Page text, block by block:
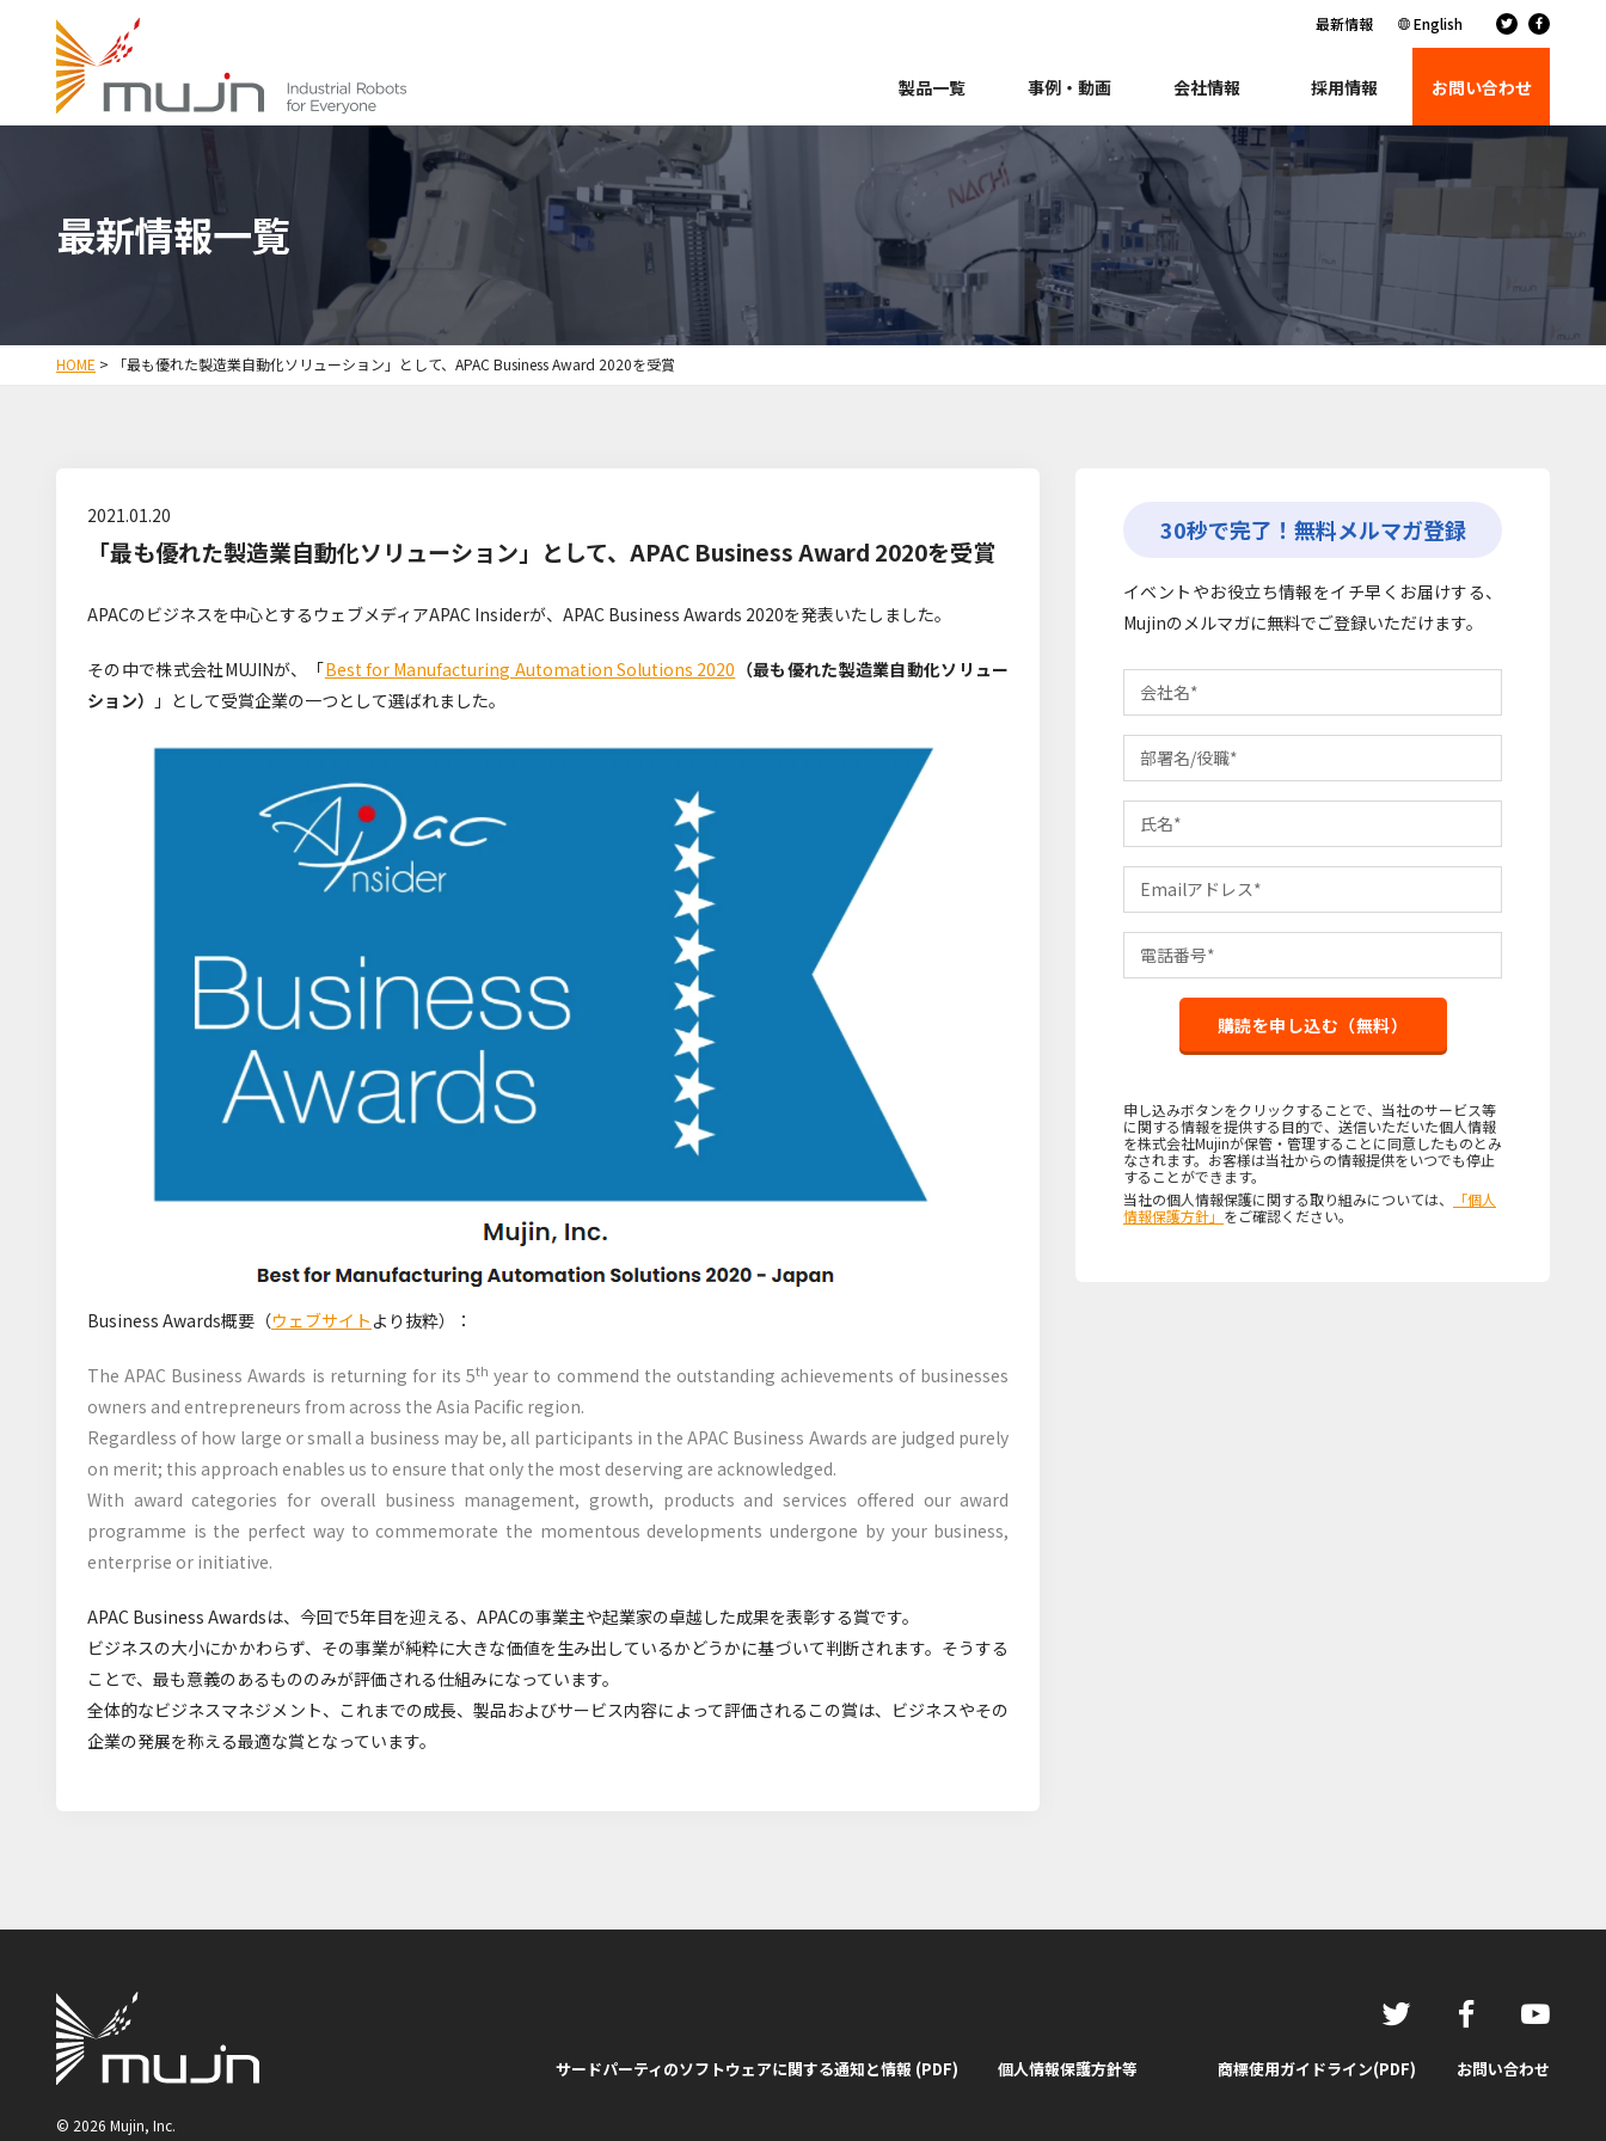
最新情報 English
製品一覧 事例・動画 会社情報 採用情報 お問い合わせ
最新情報一覧
HOME > 「最も優れた製造業自動化ソリューション」として、APAC Business Award 2020を受賞
2021.01.20
「最も優れた製造業自動化ソリューション」として、APAC Business Award 2020を受賞
APACのビジネスを中心とするウェブメディアAPAC Insiderが、APAC Business Awards 2020を発表いたしました。
その中で株式会社MUJINが、「Best for Manufacturing Automation Solutions 2020 （最も優れた製造業自動化ソリュー
ション）
」として受賞企業の一つとして選ばれました。
Business Awards概要（ウェブサイト より抜粋）：
The APAC Business Awards is returning for its 5th year to commend the outstanding achievements of businesses
owners and entrepreneurs from across the Asia Pacific region.
Regardless of how large or small a business may be, all participants in the APAC Business Awards are judged purely
on merit; this approach enables us to ensure that only the most deserving are acknowledged.
With award categories for overall business management, growth, products and services offered our award
programme is the perfect way to commemorate the momentous developments undergone by your business,
enterprise or initiative.
APAC Business Awardsは、今回で5年目を迎える、APACの事業主や起業家の卓越した成果を表彰する賞です。
ビジネスの大小にかかわらず、その事業が純粋に大きな価値を生み出しているかどうかに基づいて判断されます。そうする
ことで、最も意義のあるもののみが評価される仕組みになっています。
全体的なビジネスマネジメント、これまでの成長、製品およびサービス内容によって評価されるこの賞は、ビジネスやその
企業の発展を称える最適な賞となっています。
30秒で完了！無料メルマガ登録
イベントやお役立ち情報をイチ早くお届けする、
Mujinのメルマガに無料でご登録いただけます。
購読を申し込む（無料）
申し込みボタンをクリックすることで、当社のサービス等
に関する情報を提供する目的で、送信いただいた個人情報
を株式会社Mujinが保管・管理することに同意したものとみ
なされます。お客様は当社からの情報提供をいつでも停止
することができます。
当社の個人情報保護に関する取り組みについては、
「個人
情報保護方針」 をご確認ください。
サードパーティのソフトウェアに関する通知と情報 (PDF) 個人情報保護方針等 商標使用ガイドライン(PDF) お問い合わせ
© 2026 Mujin, Inc.